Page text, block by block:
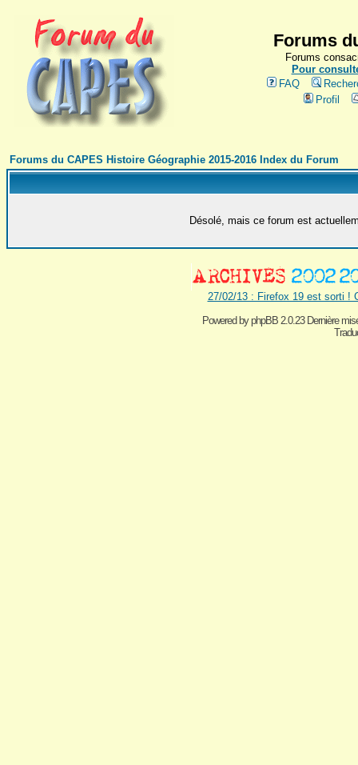
Forums
Forums
Pour
FAQ
Profil
Forums du CAPES Histoire Géographie 2015-2016 Index du Forum
Désolé, mais ce forum est
27/02/13 : Firefox 19 est sorti !
Powered byphpBB 2.0.23 Dernière